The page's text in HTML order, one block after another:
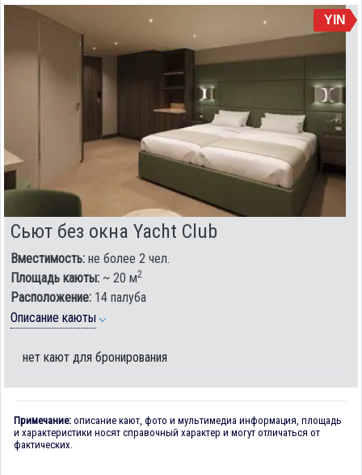
YIN
Сьют без окна Yacht Club
Вместимость: не более 2 чел.
Площадь каюты: ~ 20 м2
Расположение: 14 палуба
Описание каюты
нет кают для бронирования
Примечание: описание кают, фото и мультимедиа информация, площадь
и характеристики носят справочный характер и могут отличаться от
фактических.